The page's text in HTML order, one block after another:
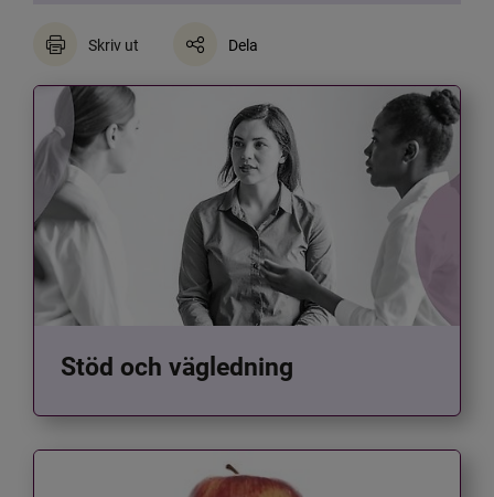
Skriv ut Dela
Stöd och vägledning